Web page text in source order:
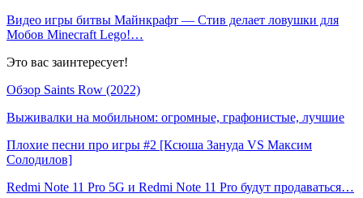
Видео игры битвы Майнкрафт — Стив делает ловушки для
Мобов Minecraft Lego!…
Это вас заинтересует!
Обзор Saints Row (2022)
Выживалки на мобильном: огромные, графонистые, лучшие
Плохие песни про игры #2 [Ксюша Зануда VS Максим
Солодилов]
Redmi Note 11 Pro 5G и Redmi Note 11 Pro будут продаваться…